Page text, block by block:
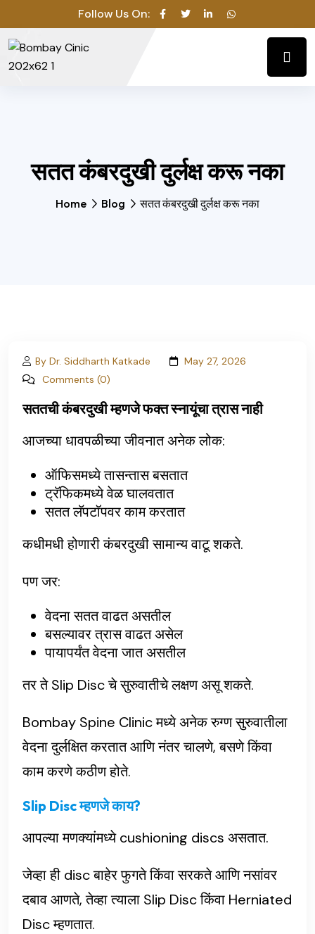
Follow Us On:
सतत कंबरदुखी दुर्लक्ष करू नका
Home Blog सतत कंबरदुखी दुर्लक्ष करू नका
By Dr. Siddharth Katkade
May 27, 2026
Comments (0)
सततची कंबरदुखी म्हणजे फक्त स्नायूंचा त्रास नाही
आजच्या धावपळीच्या जीवनात अनेक लोक:
ऑफिसमध्ये तासन्तास बसतात
ट्रॅफिकमध्ये वेळ घालवतात
सतत लॅपटॉपवर काम करतात
कधीमधी होणारी कंबरदुखी सामान्य वाटू शकते.
पण जर:
वेदना सतत वाढत असतील
बसल्यावर त्रास वाढत असेल
पायापर्यंत वेदना जात असतील
तर ते Slip Disc चे सुरुवातीचे लक्षण असू शकते.
Bombay Spine Clinic मध्ये अनेक रुग्ण सुरुवातीला
वेदना दुर्लक्षित करतात आणि नंतर चालणे, बसणे किंवा
काम करणे कठीण होते.
Slip Disc म्हणजे काय?
आपल्या मणक्यांमध्ये cushioning discs असतात.
जेव्हा ही disc बाहेर फुगते किंवा सरकते आणि नसांवर
दबाव आणते, तेव्हा त्याला Slip Disc किंवा Herniated
Disc म्हणतात.